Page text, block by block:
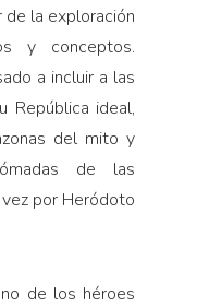
de la exploración
y conceptos.
a incluir a las
República ideal,
del mito y
de las
por Heródoto
de los héroes